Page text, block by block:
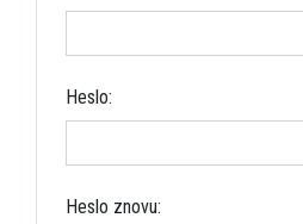
Heslo:
Heslo znovu: